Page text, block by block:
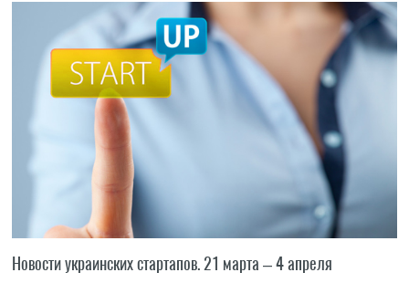
Новости украинских стартапов. 21 марта – 4 апреля